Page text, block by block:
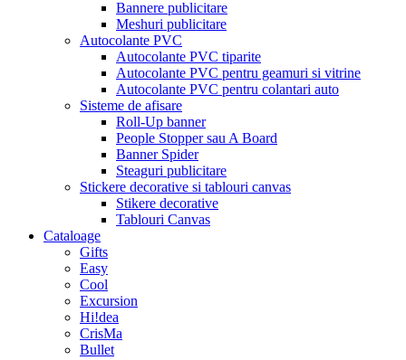
Bannere publicitare
Meshuri publicitare
Autocolante PVC
Autocolante PVC tiparite
Autocolante PVC pentru geamuri si vitrine
Autocolante PVC pentru colantari auto
Sisteme de afisare
Roll-Up banner
People Stopper sau A Board
Banner Spider
Steaguri publicitare
Stickere decorative si tablouri canvas
Stikere decorative
Tablouri Canvas
Cataloage
Gifts
Easy
Cool
Excursion
Hi!dea
CrisMa
Bullet